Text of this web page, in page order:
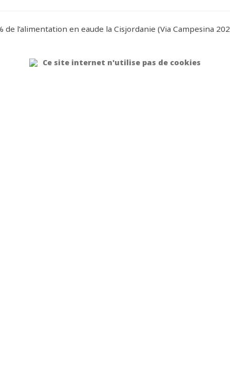
l’alimentation en eaude la Cisjordanie (Via Campesina
Ce site internet n'utilise pas de cookies